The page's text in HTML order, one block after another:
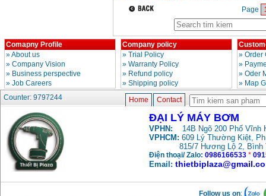
Page
Comapny Profile
»About us
» Company Vision
» Business perspective
» Job Careers
Company policy
» Trial Policy
» Warranty Policy
» Refund policy
» Shipping policy
» Order
»
» Oder
» Map
Counter: 9797244
Home Contact
ĐẠI LÝ MÁY BƠM
VPHN: 14B Ngõ 200 Phố Vĩnh
VPHCM: 609 Lý Thường Kiệt,
815/7 Hương Lộ 2, Bình
Điện thoại/ Zalo: 0986166533 *
Email:
Follow us on: